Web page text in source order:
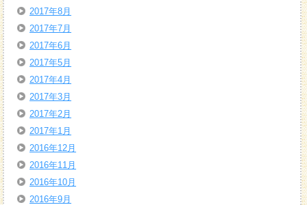
2017年8月
2017年7月
2017年6月
2017年5月
2017年4月
2017年3月
2017年2月
2017年1月
2016年12月
2016年11月
2016年10月
2016年9月